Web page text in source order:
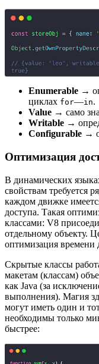
Enumerable →
циклах for—in.
Value → само
Writable →
Configurable →
Оптимизация
В динамических
свойствам требуется
каждом движке
доступа. Такая
классами: V8
отдельному объекту.
оптимизация времени
Скрытые классы
макетам (классам)
как Java (за
выполнения). Магия
могут иметь один и
необходимы только
быстрее: